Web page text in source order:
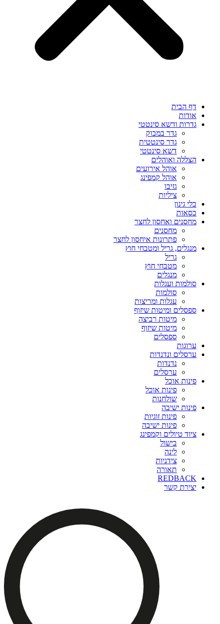
דף הבית
אודות
גדרות ודשא סינטטי
גדר במבוק
גדר סינטטית
דשא סינטטי
הצללה ואוהלים
אוהל אירועים
אוהל קמפינג
גזיבו
ציליות
כלי גינון
כסאות
מחסנים ואחסון לחצר
מחסנים
פתרונות איחסון לחצר
מנגלים, גריל ומטבחי חוץ
גריל
מטבחי חוץ
מנגלים
סולמות ועגלות
סולמות
עגלות ומריצות
ספסלים ומיטות שיזוף
מיטות רביצה
מיטות שיזוף
ספסלים
ערוגות
ערסלים ונדנדות
נדנדות
ערסלים
פינות אוכל
פינות אוכל
שולחנות
פינות ישיבה
פינות זוגיות
פינות ישיבה
ציוד טיולים וקמפינג
בישול
לינה
צידניות
תאורה
REDBACK
יצירת קשר